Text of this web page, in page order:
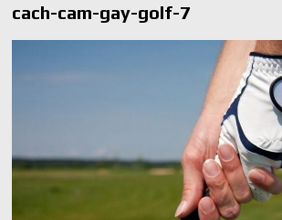
Quà cá nhân hóa: vì sao món làm
AI trong doanh nghiệp: Phân biệt RPA,
Ứng dụng AI trong doanh nghiệp để cắt giảm
Ứng dụng AI cho chăm sóc khách hàng giúp
cach-cam-gay-golf-7